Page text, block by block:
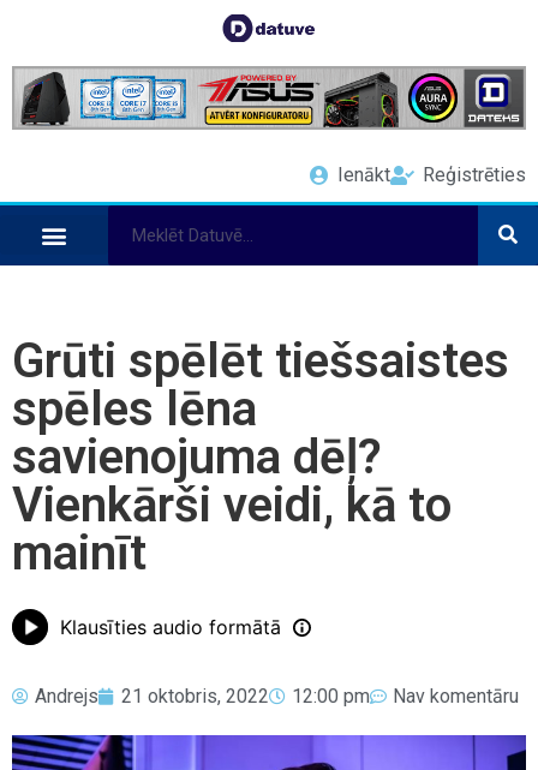
Ienākt Reģistrēties
Grūti spēlēt tiešsaistes
spēles lēna
savienojuma dēļ?
Vienkārši veidi, kā to
mainīt
Klausīties audio formātā
Andrejs 21 oktobris, 2022 12:00 pm Nav komentāru